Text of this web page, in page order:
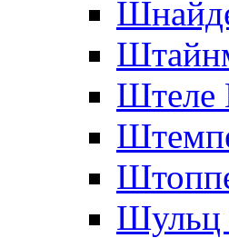
Штеле
Шульц